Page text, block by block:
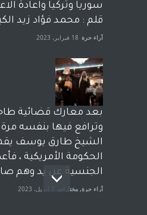
سوريا وتركيا واعادة
قلم : محمد فؤاد زيد
آراء حرة 18 فبراير، 2023
بعد معارك قضائية
وترافع فيها بنفسه
الشيخ طارق يوسف
الحكومة الأمريكية ،
الجنسية عن يد وهم
آراء حرة, مختارات